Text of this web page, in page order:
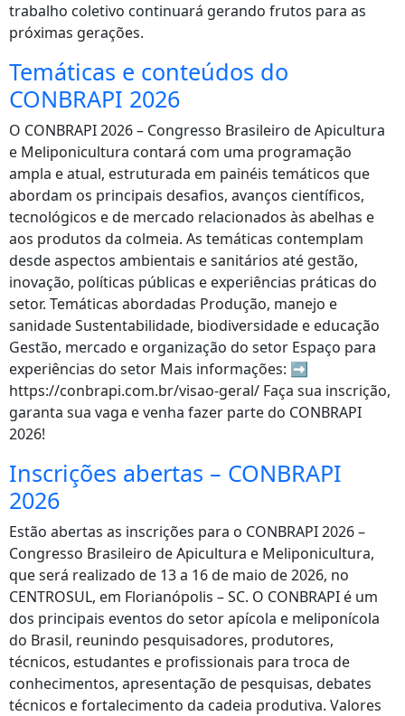
trabalho coletivo continuará gerando frutos para as
próximas gerações.
Temáticas e conteúdos do
CONBRAPI 2026
O CONBRAPI 2026 – Congresso Brasileiro de Apicultura
e Meliponicultura contará com uma programação
ampla e atual, estruturada em painéis temáticos que
abordam os principais desafios, avanços científicos,
tecnológicos e de mercado relacionados às abelhas e
aos produtos da colmeia. As temáticas contemplam
desde aspectos ambientais e sanitários até gestão,
inovação, políticas públicas e experiências práticas do
setor. Temáticas abordadas Produção, manejo e
sanidade Sustentabilidade, biodiversidade e educação
Gestão, mercado e organização do setor Espaço para
experiências do setor Mais informações: ➡️
https://conbrapi.com.br/visao-geral/ Faça sua inscrição,
garanta sua vaga e venha fazer parte do CONBRAPI
2026!
Inscrições abertas – CONBRAPI
2026
Estão abertas as inscrições para o CONBRAPI 2026 –
Congresso Brasileiro de Apicultura e Meliponicultura,
que será realizado de 13 a 16 de maio de 2026, no
CENTROSUL, em Florianópolis – SC. O CONBRAPI é um
dos principais eventos do setor apícola e meliponícola
do Brasil, reunindo pesquisadores, produtores,
técnicos, estudantes e profissionais para troca de
conhecimentos, apresentação de pesquisas, debates
técnicos e fortalecimento da cadeia produtiva. Valores